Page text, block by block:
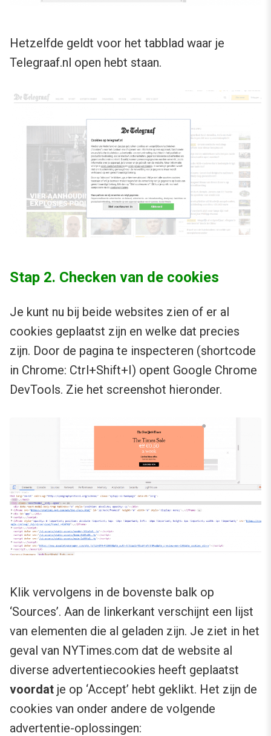
Hetzelfde geldt voor het tabblad waar je
Telegraaf.nl open hebt staan.
Stap 2. Checken van de cookies
Je kunt nu bij beide websites zien of er al
cookies geplaatst zijn en welke dat precies
zijn. Door de pagina te inspecteren (shortcode
in Chrome: Ctrl+Shift+I) opent Google Chrome
DevTools. Zie het screenshot hieronder.
Klik vervolgens in de bovenste balk op
‘Sources’. Aan de linkerkant verschijnt een lijst
van elementen die al geladen zijn. Je ziet in het
geval van NYTimes.com dat de website al
diverse advertentiecookies heeft geplaatst
voordat je op ‘Accept’ hebt geklikt. Het zijn de
cookies van onder andere de volgende
advertentie-oplossingen: